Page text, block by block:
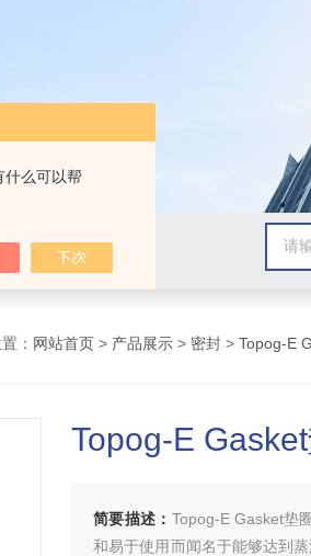
什么可以帮
： 网站首页 > 产品展示 > 密封 > Topog-E
Topog-E
简要描述： Topog-E Gasket垫
和易于使用而闻名于能够达到